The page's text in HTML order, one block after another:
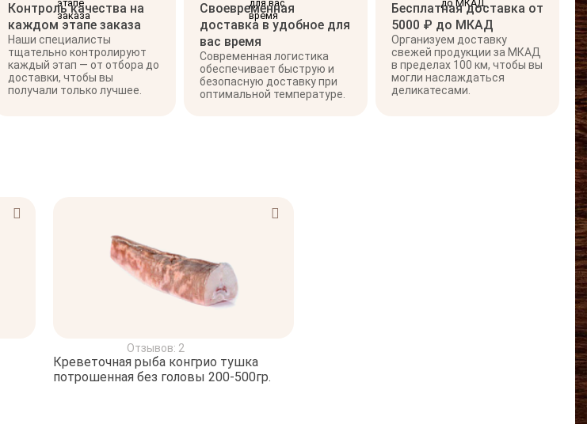
Контроль качества на
каждом этапе заказа
Наши специалисты
тщательно контролируют
каждый этап — от отбора до
доставки, чтобы вы
получали только лучшее.
Своевременная
доставка в удобное для
вас время
Современная логистика
обеспечивает быструю и
безопасную доставку при
оптимальной температуре.
Бесплатная доставка от
5000 ₽ до МКАД
Организуем доставку
свежей продукции за МКАД
в пределах 100 км, чтобы вы
могли наслаждаться
деликатесами.
Отзывов: 2
Креветочная рыба конгрио тушка
потрошенная без головы 200-500гр.